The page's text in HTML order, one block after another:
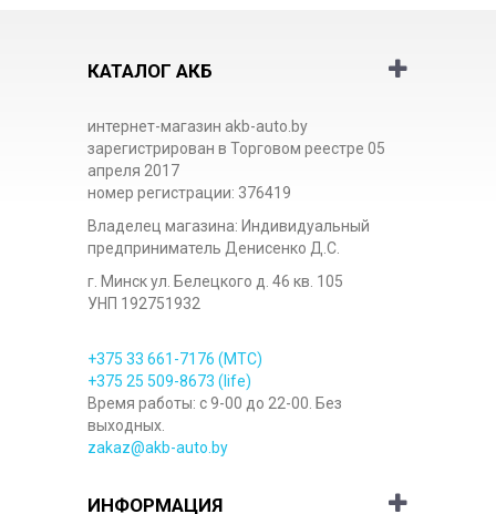
КАТАЛОГ АКБ
интернет-магазин akb-auto.by
зарегистрирован в Торговом реестре 05
апреля 2017
номер регистрации: 376419
Владелец магазина: Индивидуальный
предприниматель Денисенко Д.С.
г. Минск ул. Белецкого д. 46 кв. 105
УНП 192751932
+375 33 661-7176 (МТС)
+375 25 509-8673 (life)
Время работы: с 9-00 до 22-00. Без
выходных.
zakaz@akb-auto.by
ИНФОРМАЦИЯ